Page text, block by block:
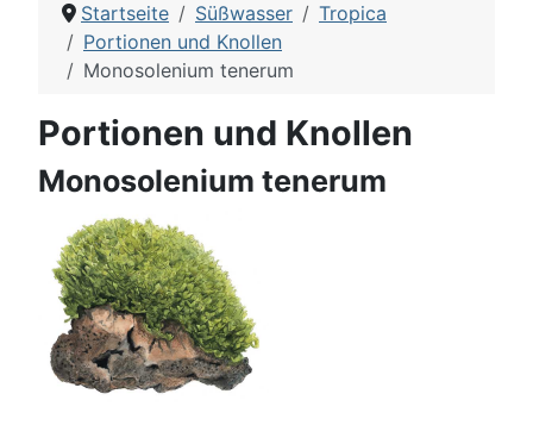
Startseite Süßwasser
Tropica
Portionen und Knollen
Monosolenium tenerum
Portionen und Knollen
Monosolenium tenerum